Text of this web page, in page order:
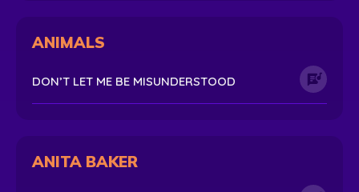
ANIMALS
DON’T LET ME BE MISUNDERSTOOD
ANITA BAKER